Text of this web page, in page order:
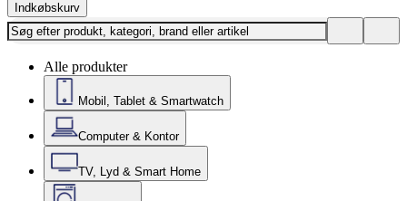
Indkøbskurv
Alle produkter
Mobil, Tablet & Smartwatch
Computer & Kontor
TV, Lyd & Smart Home